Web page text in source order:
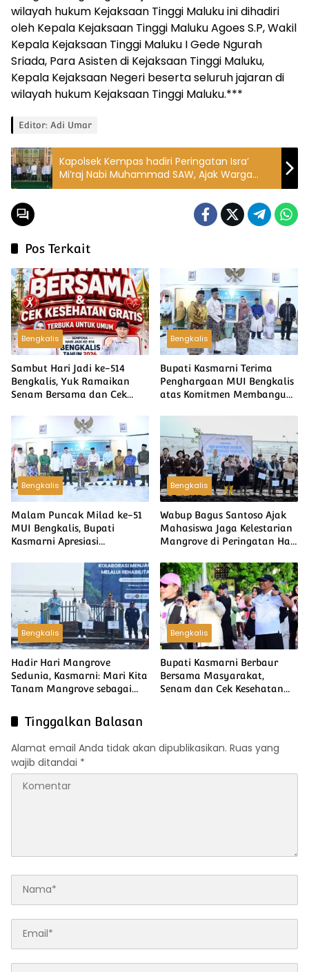
wilayah hukum Kejaksaan Tinggi Maluku ini dihadiri
oleh Kepala Kejaksaan Tinggi Maluku Agoes S.P, Wakil
Kepala Kejaksaan Tinggi Maluku I Gede Ngurah
Sriada, Para Asisten di Kejaksaan Tinggi Maluku,
Kepala Kejaksaan Negeri beserta seluruh jajaran di
wilayah hukum Kejaksaan Tinggi Maluku.***
Editor: Adi Umar
Kapolsek Kempas hadiri Peringatan Isra’
Mi’raj Nabi Muhammad SAW, Ajak Warga
Ciptakan Pemilu Damai 2024
Pos Terkait
Bengkalis
Sambut Hari Jadi ke-514
Bengkalis, Yuk Ramaikan
Senam Bersama dan Cek
Lapangan Tugu
Bengkalis
Bupati Kasmarni Terima
Penghargaan MUI Bengkalis
atas Komitmen Membangun
Bengkalis
Malam Puncak Milad ke-51
MUI Bengkalis, Bupati
Kasmarni Apresiasi
Umat dan Daerah
Bengkalis
Wabup Bagus Santoso Ajak
Mahasiswa Jaga Kelestarian
Mangrove di Peringatan Hari
Bengkalis
Hadir Hari Mangrove
Sedunia, Kasmarni: Mari Kita
Tanam Mangrove sebagai
Kelestarian Ekosistem dan
Benteng Pesisir
Bengkalis
Bupati Kasmarni Berbaur
Bersama Masyarakat,
Senam dan Cek Kesehatan
Tinggalkan Balasan
Alamat email Anda tidak akan dipublikasikan. Ruas yang
wajib ditandai *